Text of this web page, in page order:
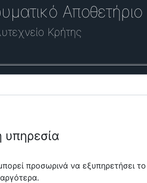
Αποθετήριο
Κρήτης
υπηρεσία
προσωρινά να